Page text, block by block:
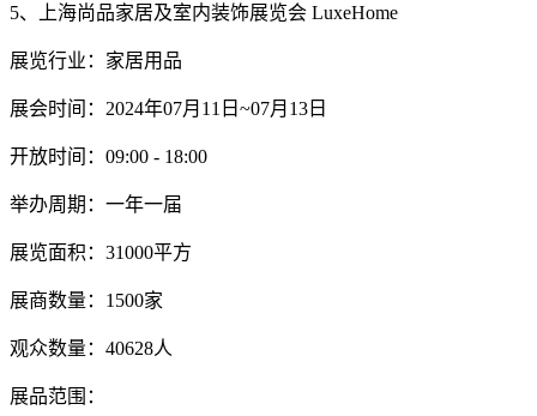
5、上海尚品家居及室内装饰展览会 LuxeHome
展览行业：家居用品
展会时间：2024年07月11日~07月13日
开放时间：09:00 - 18:00
举办周期：一年一届
展览面积：31000平方
展商数量：1500家
观众数量：40628人
展品范围：